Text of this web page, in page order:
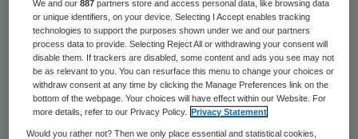
Zorgverlener Diafaan in Zevenaar is van
plan om volgend jaar drie woonzorgcentra
te sluiten. Ook verdwijnen circa 100
arbeidsplaatsen. Dat meldt dagblad De
Gelderlander.
We and our887 partners store and access personal data, like browsing data
or unique identifiers, on your device. Selecting I Accept enables tracking
technologies to support the purposes shown under we and our partners
process data to provide. Selecting Reject All or withdrawing your consent will
disable them. If trackers are disabled, some content and ads you see may not
be as relevant to you. You can resurface this menu to change your choices or
withdraw consent at any time by clicking the Manage Preferences link on the
bottom of the webpage. Your choices will have effect within our Website. For
more details, refer to our Privacy Policy.
Privacy Statement
Would you rather not? Then we only place essential and statistical cookies,